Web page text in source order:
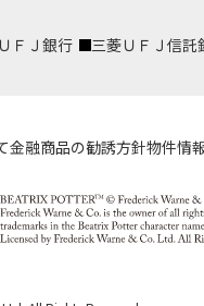
ＦＪ銀行 三菱ＵＦＪ信託
金融商品の勧誘方針物件情